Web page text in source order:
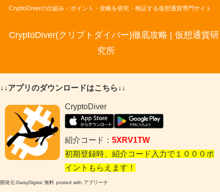
CryptoDiverの仕組み・ポイント・攻略を研究・検証する仮想通貨専門サイト
CryptoDiver(クリプトダイバー)徹底攻略 | 仮想通貨研
究所
↓↓アプリのダウンロードはこちら↓↓
CryptoDiver
紹介コード： 5XRV1TW
初期登録時、紹介コード入力で１０００ポ
イントもらえます！
開発元:DaisyDigital 無料 posted with アプリーチ